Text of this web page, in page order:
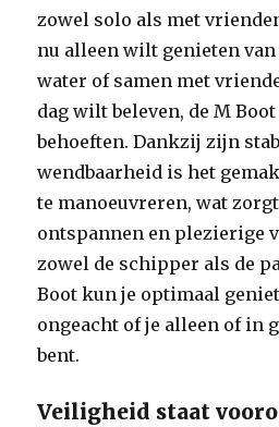
zowel solo als met
nu alleen wilt genieten
water of samen met
dag wilt beleven, de M
behoeften. Dankzij zijn
wendbaarheid is het
te manoeuvreren, wat
ontspannen en plezierige
zowel de schipper als de
Boot kun je optimaal
ongeacht of je alleen of in
bent.
Veiligheid staat